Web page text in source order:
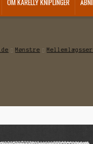
Mønstre